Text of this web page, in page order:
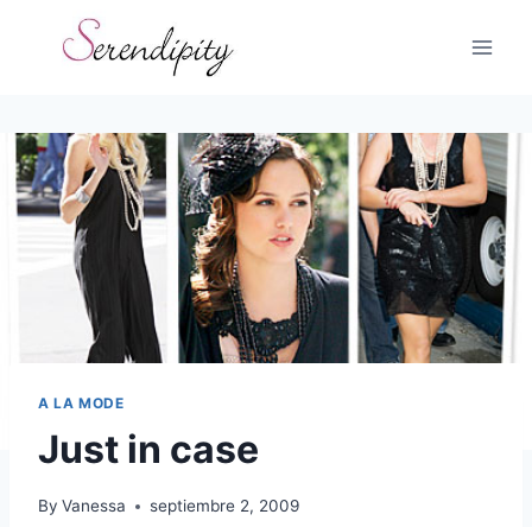
A LA MODE
Just in case
By Vanessa septiembre 2, 2009